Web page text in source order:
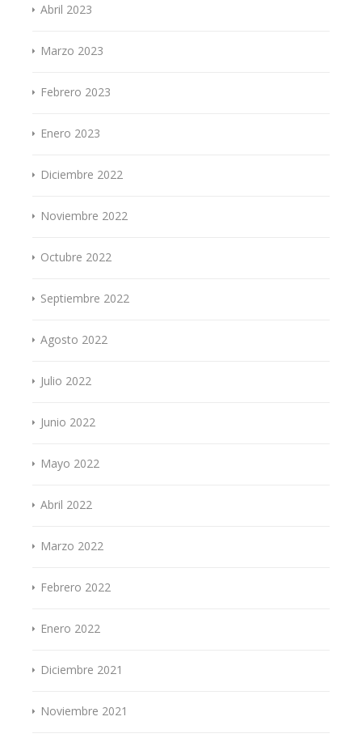
Abril 2023
Marzo 2023
Febrero 2023
Enero 2023
Diciembre 2022
Noviembre 2022
Octubre 2022
Septiembre 2022
Agosto 2022
Julio 2022
Junio 2022
Mayo 2022
Abril 2022
Marzo 2022
Febrero 2022
Enero 2022
Diciembre 2021
Noviembre 2021